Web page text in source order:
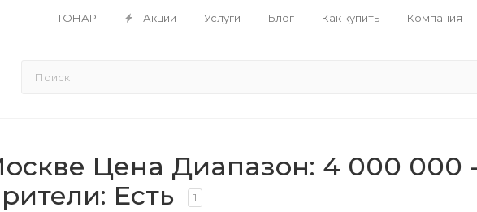
ТОНАР Акции Услуги Блог Как купить Компания
Цена Диапазон: 4 000 000
Есть
1